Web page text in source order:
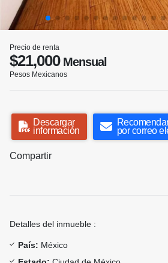
Precio de renta
$21,000Mensual
Pesos Mexicanos
Descargar
información
por correo
Compartir
Detalles del inmueble :
País: México